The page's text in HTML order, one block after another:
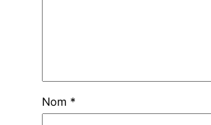
Nom *